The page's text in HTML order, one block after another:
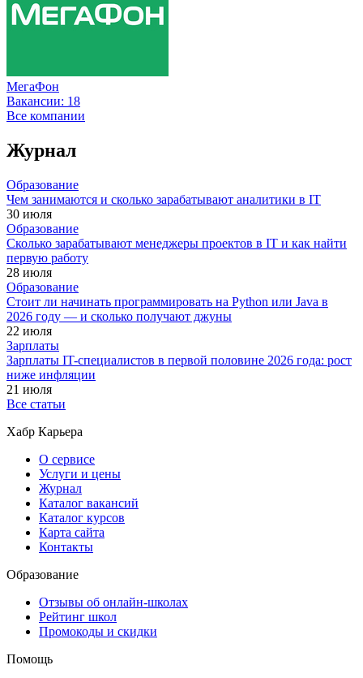
МегаФон
Вакансии: 18
Все компании
Журнал
Образование
Чем занимаются и сколько зарабатывают аналитики в IT
30 июля
Образование
Сколько зарабатывают менеджеры проектов в IT и как найти
первую работу
28 июля
Образование
Стоит ли начинать программировать на Python или Java в
2026 году — и сколько получают джуны
22 июля
Зарплаты
Зарплаты IT-специалистов в первой половине 2026 года: рост
ниже инфляции
21 июля
Все статьи
Хабр Карьера
О сервисе
Услуги и цены
Журнал
Каталог вакансий
Каталог курсов
Карта сайта
Контакты
Образование
Отзывы об онлайн-школах
Рейтинг школ
Промокоды и скидки
Помощь